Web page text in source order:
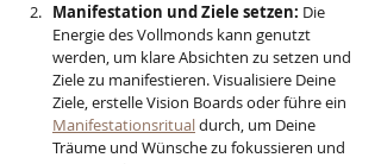
Manifestation und Ziele setzen: Die
Energie des Vollmonds kann genutzt
werden, um klare Absichten zu setzen und
Ziele zu manifestieren. Visualisiere Deine
Ziele, erstelle Vision Boards oder führe ein
Manifestationsritual durch, um Deine
Träume und Wünsche zu fokussieren und